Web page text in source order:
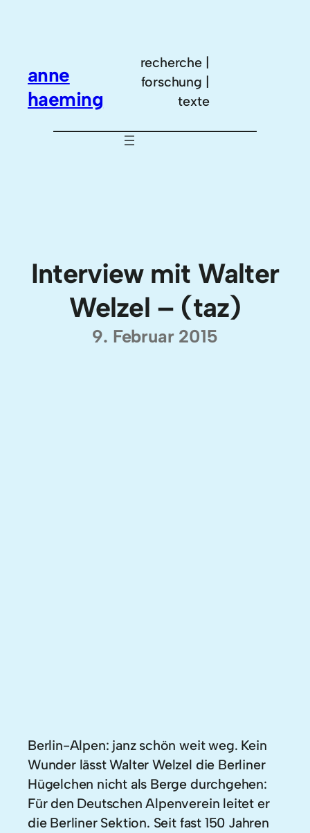
anne
haeming
recherche |
forschung |
texte
Interview mit Walter
Welzel – (taz)
9. Februar 2015
Berlin-Alpen: janz schön weit weg. Kein
Wunder lässt Walter Welzel die Berliner
Hügelchen nicht als Berge durchgehen:
Für den Deutschen Alpenverein leitet er
die Berliner Sektion. Seit fast 150 Jahren